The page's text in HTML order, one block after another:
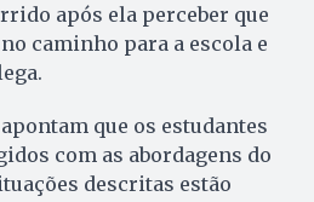
após ela perceber que
caminho para a escola e
que os estudantes
com as abordagens do
descritas estão